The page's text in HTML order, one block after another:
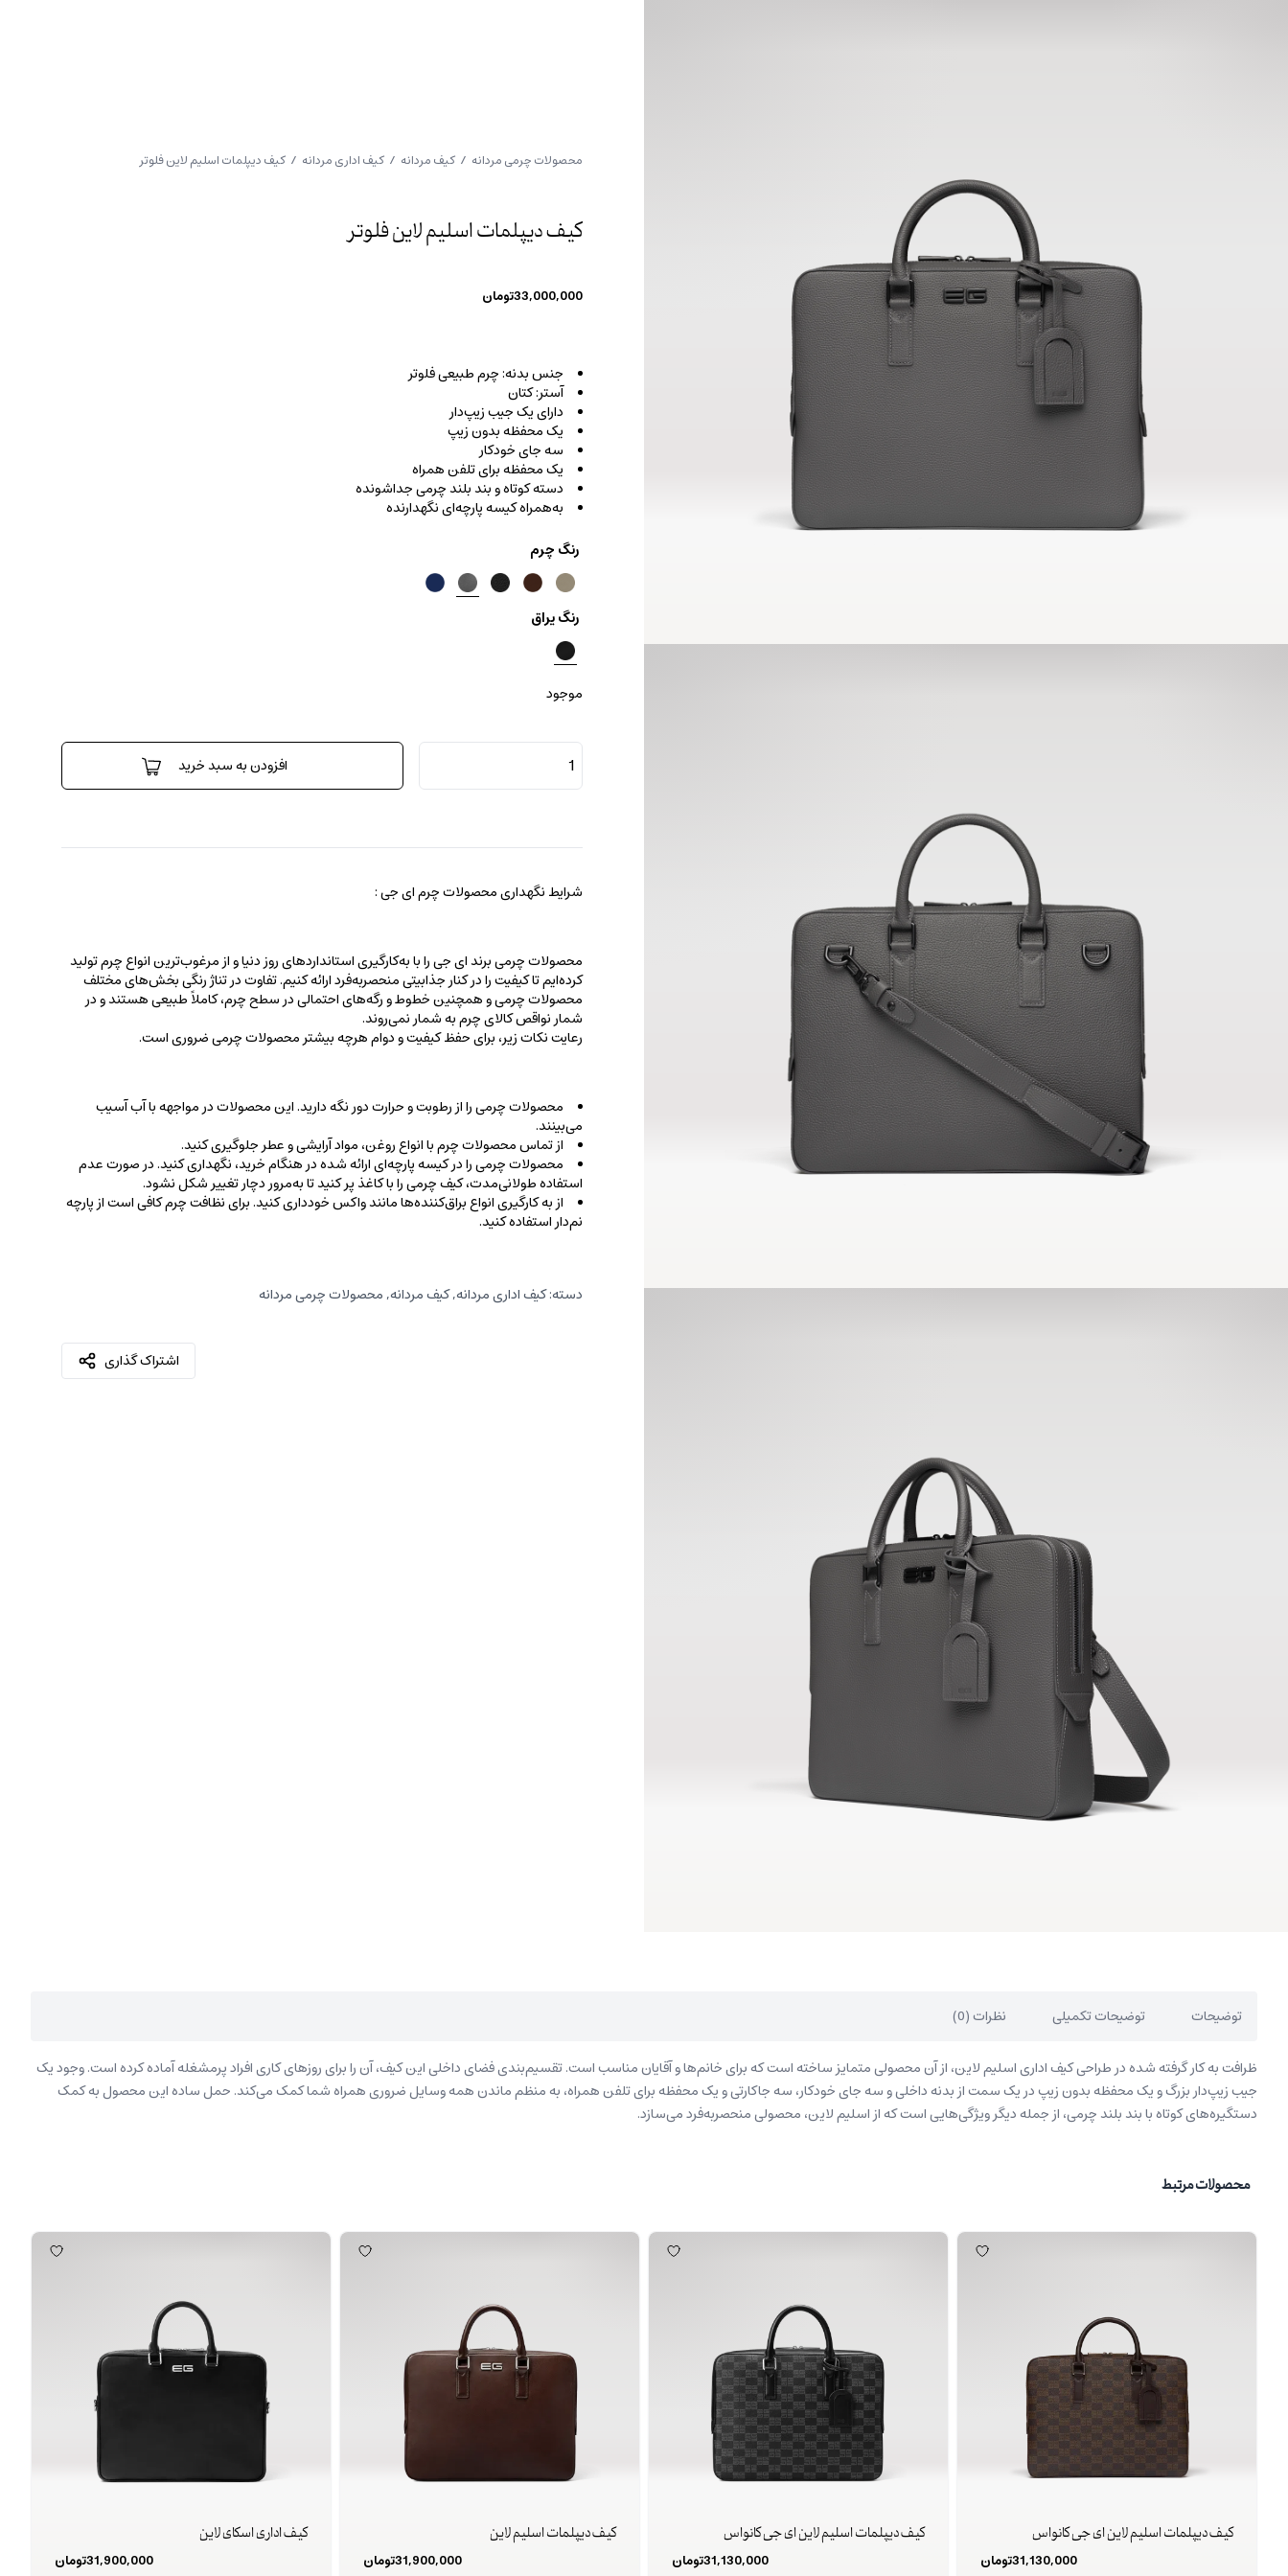
محصولات چرمی مردانه / کیف مردانه / کیف اداری مردانه / کیف دیپلمات اسلیم لاین فلوتر
کیف دیپلمات اسلیم لاین فلوتر
33,000,000تومان
جنس بدنه: چرم طبیعی فلوتر
آستر: کتان
دارای یک جیب زیپ‌دار
یک محفظه بدون زیپ
سه جای خودکار
یک محفظه برای تلفن همراه
دسته کوتاه و بند بلند چرمی جداشونده
به‌همراه کیسه پارچه‌ای نگهدارنده
رنگ چرم
رنگ یراق
موجود
کیف
دیپلمات
اسلیم
عدد
افزودن به سبد خرید
شرایط نگهداری محصولات چرم ای جی :
محصولات چرمی برند ای جی را با به‌کارگیری استانداردهای روز دنیا و از مرغوب‌ترین انواع چرم تولید
کرده‌ایم تا کیفیت را در کنار جذابیتی منحصربه‌فرد ارائه کنیم. تفاوت در تناژ رنگی بخش‌های مختلف
محصولات چرمی و همچنین خطوط و رگه‌‌های احتمالی در سطح چرم، کاملاً طبیعی هستند و در
شمار نواقص کالای چرم به شمار نمی‌روند.
رعایت نکات زیر، برای حفظ کیفیت و دوام هرچه بیشتر محصولات چرمی ضروری است.
محصولات چرمی را از رطوبت و حرارت دور نگه دارید. این محصولات در مواجهه با آب آسیب
می‌بینند.
از تماس محصولات چرم با انواع روغن‌، مواد آرایشی و عطر جلوگیری کنید.
محصولات چرمی را در کیسه‌ پارچه‌ای ارائه شده در هنگام خرید، ‌نگهداری کنید. در صورت عدم
استفاده طولانی‌مدت، کیف‌ چرمی را با کاغذ پر کنید تا به‌مرور دچار تغییر شکل نشود.
از به کارگیری انواع براق‌کننده‌ها مانند واکس خودداری کنید. برای نظافت چرم کافی است از پارچه‌
نم‌دار استفاده کنید.
دسته:کیف اداری مردانه,کیف مردانه,محصولات چرمی مردانه
اشتراک گذاری
توضیحات توضیحات تکمیلی نظرات (0)
ظرافت به کار گرفته شده در طراحی کیف اداری اسلیم لاین، از آن محصولی متمایز ساخته است که برای خانم‌ها و آقایان مناسب ‌است. تقسیم‌بندی فضای داخلی این کیف، آن‌ را برای روزهای کاری افراد پرمشغله آماده کرده است. وجود یک
جیب زیپ‌دار بزرگ و یک محفظه بدون زیپ در یک سمت از بدنه داخلی و سه جای خودکار، سه جاکارتی و یک محفظه برای تلفن همراه، به‌ منظم ماندن همه وسایل ضروری همراه شما کمک می‌کند. حمل ساده این محصول به کمک
دستگیره‌های کوتاه با بند بلند چرمی، از جمله دیگر ویژگی‌هایی است که از اسلیم لاین، محصولی منحصربه‌فرد می‌سازد.
محصولات مرتبط
کیف دیپلمات اسلیم لاین ای جی کانواس
31,130,000تومان
کیف دیپلمات اسلیم لاین ای جی کانواس
31,130,000تومان
کیف دیپلمات اسلیم لاین
31,900,000تومان
کیف اداری اسکای لاین
31,900,000تومان